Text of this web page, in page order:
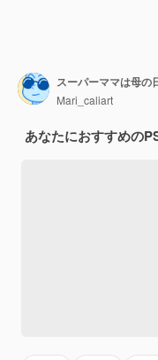
スーパーママは母の
Mari_caliart
あなたにおすすめの